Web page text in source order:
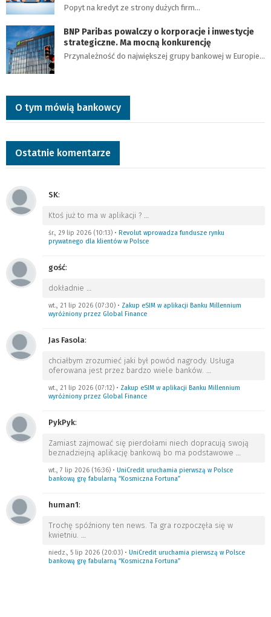
Popyt na kredyt ze strony dużych firm…
BNP Paribas powalczy o korporacje i inwestycje
strategiczne. Ma mocną konkurencję
Przynależność do największej grupy bankowej w Europie…
O tym mówią bankowcy
Ostatnie komentarze
SK:
Ktoś już to ma w aplikacji ?
śr., 29 lip 2026 (10:13) • Revolut wprowadza fundusze rynku
prywatnego dla klientów w Polsce
gość:
dokładnie
wt., 21 lip 2026 (07:30) • Zakup eSIM w aplikacji Banku Millennium
wyróżniony przez Global Finance
Jas Fasola:
chciałbym zrozumieć jaki był powód nagrody. Usługa
oferowana jest przez bardzo wiele banków.
wt., 21 lip 2026 (07:12) • Zakup eSIM w aplikacji Banku Millennium
wyróżniony przez Global Finance
PykPyk:
Zamiast zajmować się pierdołami niech dopracują swoją
beznadziejną aplikację bankową bo ma podstawowe
wt., 7 lip 2026 (16:36) • UniCredit uruchamia pierwszą w Polsce
bankową grę fabularną “Kosmiczna Fortuna”
human1:
Trochę spóźniony ten news. Ta gra rozpoczęła się w
kwietniu.
niedz., 5 lip 2026 (20:03) • UniCredit uruchamia pierwszą w Polsce
bankową grę fabularną “Kosmiczna Fortuna”